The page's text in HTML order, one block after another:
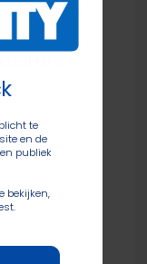
te
en de
publiek
bekijken,